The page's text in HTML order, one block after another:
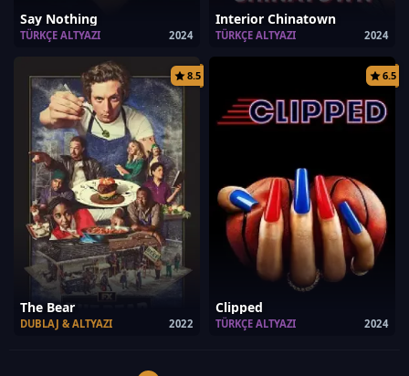
Say Nothing
2024
TÜRKÇE ALTYAZI
Interior Chinatown
2024
TÜRKÇE ALTYAZI
8.5
The Bear
2022
DUBLAJ & ALTYAZI
6.5
Clipped
2024
TÜRKÇE ALTYAZI